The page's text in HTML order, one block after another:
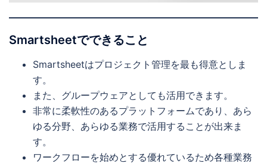
Smartsheetでできること
Smartsheetはプロジェクト管理を最も得意としま
す。
また、グループウェアとしても活用できます。
非常に柔軟性のあるプラットフォームであり、あら
ゆる分野、あらゆる業務で活用することが出来ま
す。
ワークフローを始めとする優れているため各種業務